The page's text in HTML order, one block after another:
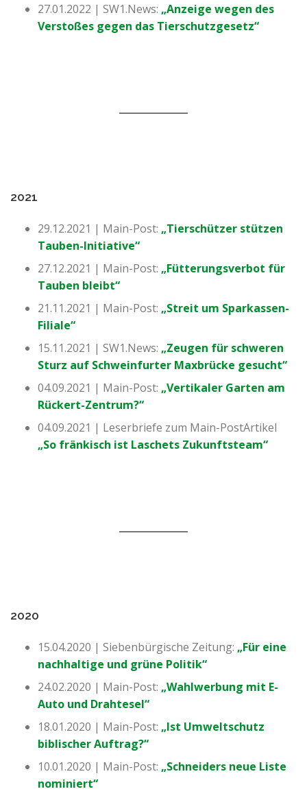
27.01.2022 | SW1.News: „Anzeige wegen des
Verstoßes gegen das Tierschutzgesetz“
2021
29.12.2021 | Main-Post: „Tierschützer stützen
Tauben-Initiative“
27.12.2021 | Main-Post: „Fütterungsverbot für
Tauben bleibt“
21.11.2021 | Main-Post: „Streit um Sparkassen-
Filiale“
15.11.2021 | SW1.News: „Zeugen für schweren
Sturz auf Schweinfurter Maxbrücke gesucht“
04.09.2021 | Main-Post: „Vertikaler Garten am
Rückert-Zentrum?“
04.09.2021 | Leserbriefe zum Main-PostArtikel
„So fränkisch ist Laschets Zukunftsteam“
2020
15.04.2020 | Siebenbürgische Zeitung: „Für eine
nachhaltige und grüne Politik“
24.02.2020 | Main-Post: „Wahlwerbung mit E-
Auto und Drahtesel“
18.01.2020 | Main-Post: „Ist Umweltschutz
biblischer Auftrag?“
10.01.2020 | Main-Post: „Schneiders neue Liste
nominiert“